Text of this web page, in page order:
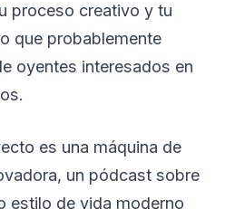
proceso creativo y tu
que probablemente
oyentes interesados en
es una máquina de
un pódcast sobre
estilo de vida moderno